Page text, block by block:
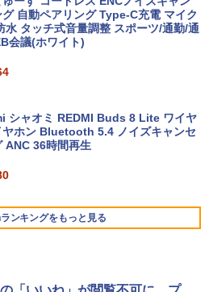
自動ペアリング Type-C充電 マイク
水 タッチ式音量調整 スポーツ/通勤/通
会議(ホワイト)
シャオミ REDMI Buds 8 Lite ワイヤ
ヤホン Bluetooth 5.4 ノイズキャンセ
ANC 36時間再生
ンキングをもっと見る
WAYNE feat. Flo Milli, ATL Jacob
限定】 い・ろ・は・す 2L P
とりごと 17巻 (デジタル版ビッグガ